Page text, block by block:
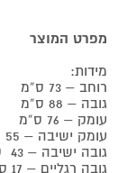
מפרט המוצר
מידות:
רוחב – 73 ס”מ
גובה – 88 ס”מ
עומק – 76 ס”מ
עומק ישיבה – 55 ס”מ
גובה ישיבה – 43 ס”מ
גובה רגליים – 17 ס”מ